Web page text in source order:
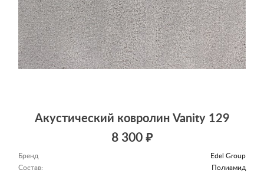
Акустический ковролин Vanity 129
8 300 ₽
Бренд
Edel Group
Состав:
Полиамид